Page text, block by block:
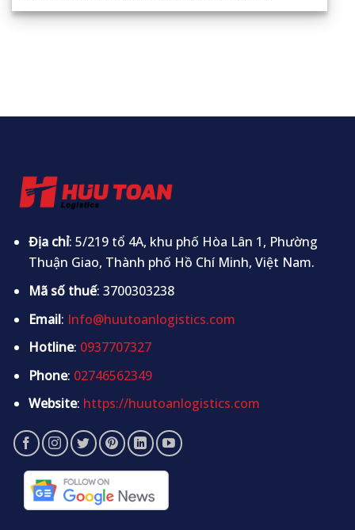
Địa chỉ: 5/219 tổ 4A, khu phố Hòa Lân 1, Phường
Thuận Giao, Thành phố Hồ Chí Minh, Việt Nam.
Mã số thuế: 3700303238
Email: Info@huutoanlogistics.com
Hotline: 0937707327
Phone: 02746562349
Website: https://huutoanlogistics.com